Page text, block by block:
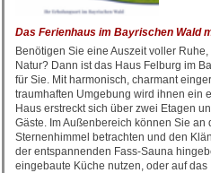
Das Ferienhaus im Bayrischen Wald
Benötigen Sie eine Auszeit voller
Natur? Dann ist das Haus Felburg im
für Sie. Mit harmonisch, charmant
traumhaften Umgebung wird ihnen ein
Haus erstreckt sich über zwei Etagen
Gäste. Im Außenbereich können Sie
Sternenhimmel betrachten und den
der entspannenden Fass-Sauna
eingebaute Küche nutzen, oder auf